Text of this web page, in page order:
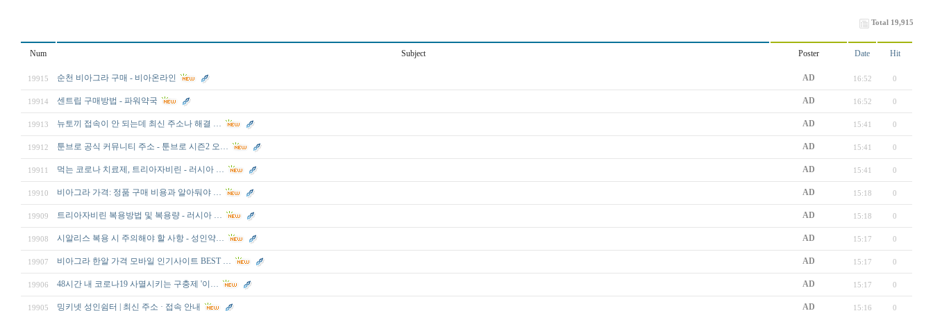
Total 19,915
Num Subject Poster Date Hit
19915 순천 비아그라 구매 - 비아온라인 AD 16:52 0
19914 센트립 구매방법 - 파워약국 AD 16:52 0
19913 뉴토끼 접속이 안 되는데 최신 주소나 해결 … AD 15:41 0
19912 툰브로 공식 커뮤니티 주소 - 툰브로 시즌2 오… AD 15:41 0
19911 먹는 코로나 치료제, 트리아자비린 - 러시아 … AD 15:41 0
19910 비아그라 가격: 정품 구매 비용과 알아둬야 … AD 15:18 0
19909 트리아자비린 복용방법 및 복용량 - 러시아 … AD 15:18 0
19908 시알리스 복용 시 주의해야 할 사항 - 성인약… AD 15:17 0
19907 비아그라 한알 가격 모바일 인기사이트 BEST … AD 15:17 0
19906 48시간 내 코로나19 사멸시키는 구충제 '이… AD 15:17 0
19905 밍키넷 성인쉼터 | 최신 주소 · 접속 안내 AD 15:16 0